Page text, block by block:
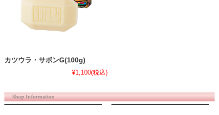
カツウラ・サボンG(100g)
¥1,100(税込)